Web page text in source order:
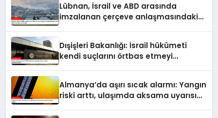
Lübnan, İsrail ve ABD arasında
imzalanan çerçeve anlaşmasındaki
Dışişleri Bakanlığı: İsrail hükümeti
kendi suçlarını örtbas etmeyi
Almanya’da aşırı sıcak alarmı: Yangın
riski arttı, ulaşımda aksama uyarısı